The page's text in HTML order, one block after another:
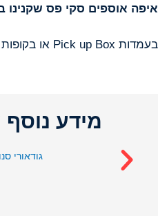
איפה אוספים סקי פס שקנינו
בעמדות Pick up Box או בקופות באתר.
מידע נוסף